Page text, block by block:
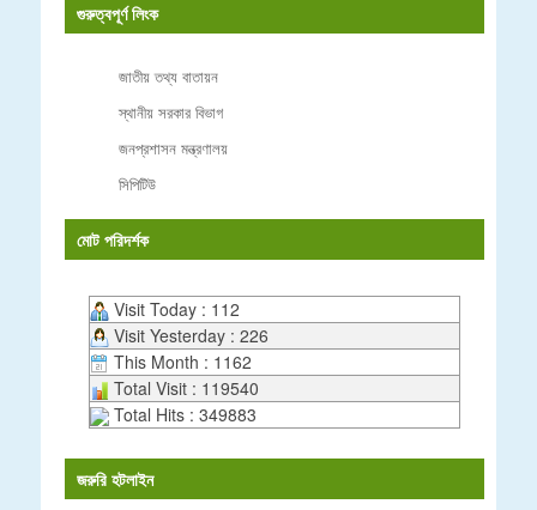
গুরুত্বপূর্ণ লিংক
জাতীয় তথ্য বাতায়ন
স্থানীয় সরকার বিভাগ
জনপ্রশাসন মন্ত্রণালয়
সিপিটিউ
মোট পরিদর্শক
Visit Today : 112
Visit Yesterday : 226
This Month : 1162
Total Visit : 119540
Total Hits : 349883
জরুরি হটলাইন